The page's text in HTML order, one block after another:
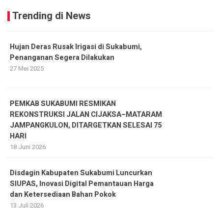
Trending di News
Hujan Deras Rusak Irigasi di Sukabumi,
Penanganan Segera Dilakukan
27 Mei 2025
PEMKAB SUKABUMI RESMIKAN
REKONSTRUKSI JALAN CIJAKSA–MATARAM
JAMPANGKULON, DITARGETKAN SELESAI 75
HARI
18 Juni 2026
Disdagin Kabupaten Sukabumi Luncurkan
SIUPAS, Inovasi Digital Pemantauan Harga
dan Ketersediaan Bahan Pokok
13 Juli 2026